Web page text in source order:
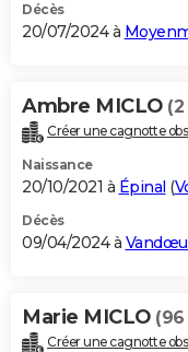
Décès
20/07/2024 à
Ambre MICLO
Créer une cagnotte
Naissance
20/10/2021 à Épinal (
Décès
09/04/2024 à
Marie MICLO (96
Créer une cagnotte